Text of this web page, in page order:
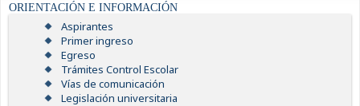
ORIENTACIÓN E INFORMACIÓN
Aspirantes
Primer ingreso
Egreso
Trámites Control Escolar
Vías de comunicación
Legislación universitaria